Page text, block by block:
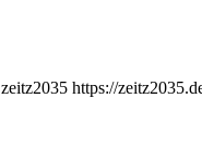
zeitz2035 https://